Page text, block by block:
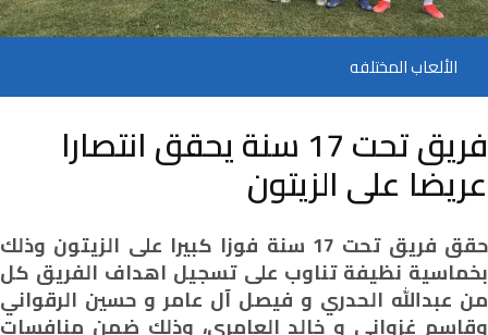
الألعاب المختلفه
فريق تحت 17 سنة يحقق انتصارا
عريضا على الزيتون
حقق فريق تحت 17 سنة فوزا كبيرا على الزيتون وذلك
بخماسية نظيفة تناوب على تسجيل اهداف الفريق كل
من عبدالله الحدري و فيصل آل عامر و حسين الرقواني
وقاسم غزواني و خالد العامري، وذلك ضمن منافسات